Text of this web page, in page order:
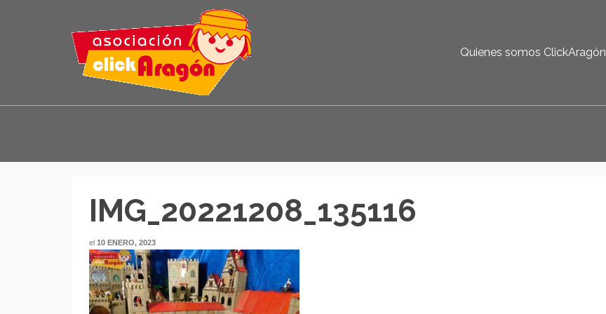
Quienes somos ClickAragón
IMG_20221208_135116
el 10 ENERO, 2023